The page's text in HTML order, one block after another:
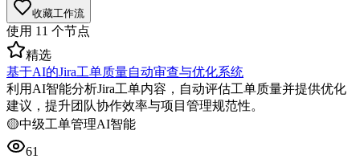
收藏工作流
使用 11 个节点
精选
基于AI的Jira工单质量自动审查与优化系统
利用AI智能分析Jira工单内容，自动评估工单质量并提供优化
建议，提升团队协作效率与项目管理规范性。
🟡中级工单管理AI智能
61